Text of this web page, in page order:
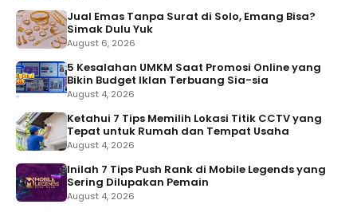
Jual Emas Tanpa Surat di Solo, Emang Bisa?
Simak Dulu Yuk
August 6, 2026
5 Kesalahan UMKM Saat Promosi Online yang
Bikin Budget Iklan Terbuang Sia-sia
August 4, 2026
Ketahui 7 Tips Memilih Lokasi Titik CCTV yang
Tepat untuk Rumah dan Tempat Usaha
August 4, 2026
Inilah 7 Tips Push Rank di Mobile Legends yang
Sering Dilupakan Pemain
August 4, 2026